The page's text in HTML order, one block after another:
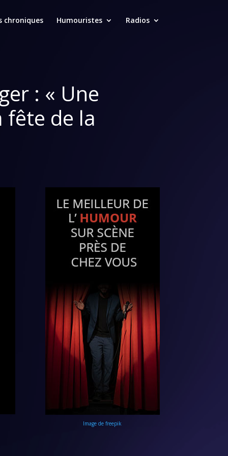
chroniques Humouristes Radios
: « Une
de la
Image de freepik